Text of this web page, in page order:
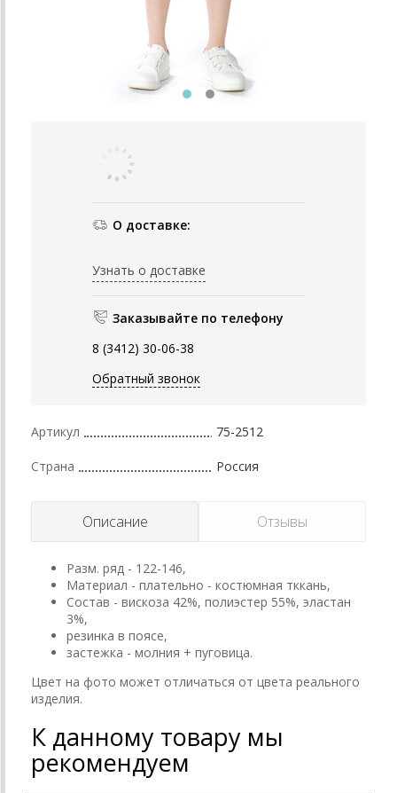
О доставке:
Узнать о доставке
Заказывайте по телефону
8 (3412) 30-06-38
Обратный звонок
Артикул 75-2512
Страна Россия
Описание Отзывы
Разм. ряд - 122-146,
Материал - плательно - костюмная тккань,
Состав - вискоза 42%, полиэстер 55%, эластан
3%,
резинка в поясе,
застежка - молния + пуговица.
Цвет на фото может отличаться от цвета реального
изделия.
К данному товару мы
рекомендуем